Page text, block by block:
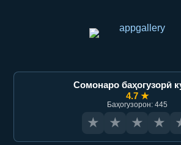
Сомонаро баҳогузорӣ
4.7 ★
Баҳогузорон: 445
★ ★ ★ ★